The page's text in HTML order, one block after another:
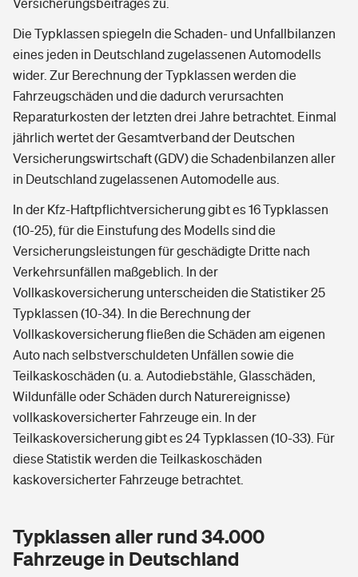
Versicherungsbeitrages zu.
Die Typklassen spiegeln die Schaden- und Unfallbilanzen
eines jeden in Deutschland zugelassenen Automodells
wider. Zur Berechnung der Typklassen werden die
Fahrzeugschäden und die dadurch verursachten
Reparaturkosten der letzten drei Jahre betrachtet. Einmal
jährlich wertet der Gesamtverband der Deutschen
Versicherungswirtschaft (GDV) die Schadenbilanzen aller
in Deutschland zugelassenen Automodelle aus.
In der Kfz-Haftpflichtversicherung gibt es 16 Typklassen
(10-25), für die Einstufung des Modells sind die
Versicherungsleistungen für geschädigte Dritte nach
Verkehrsunfällen maßgeblich. In der
Vollkaskoversicherung unterscheiden die Statistiker 25
Typklassen (10-34). In die Berechnung der
Vollkaskoversicherung fließen die Schäden am eigenen
Auto nach selbstverschuldeten Unfällen sowie die
Teilkaskoschäden (u. a. Autodiebstähle, Glasschäden,
Wildunfälle oder Schäden durch Naturereignisse)
vollkaskoversicherter Fahrzeuge ein. In der
Teilkaskoversicherung gibt es 24 Typklassen (10-33). Für
diese Statistik werden die Teilkaskoschäden
kaskoversicherter Fahrzeuge betrachtet.
Typklassen aller rund 34.000
Fahrzeuge in Deutschland